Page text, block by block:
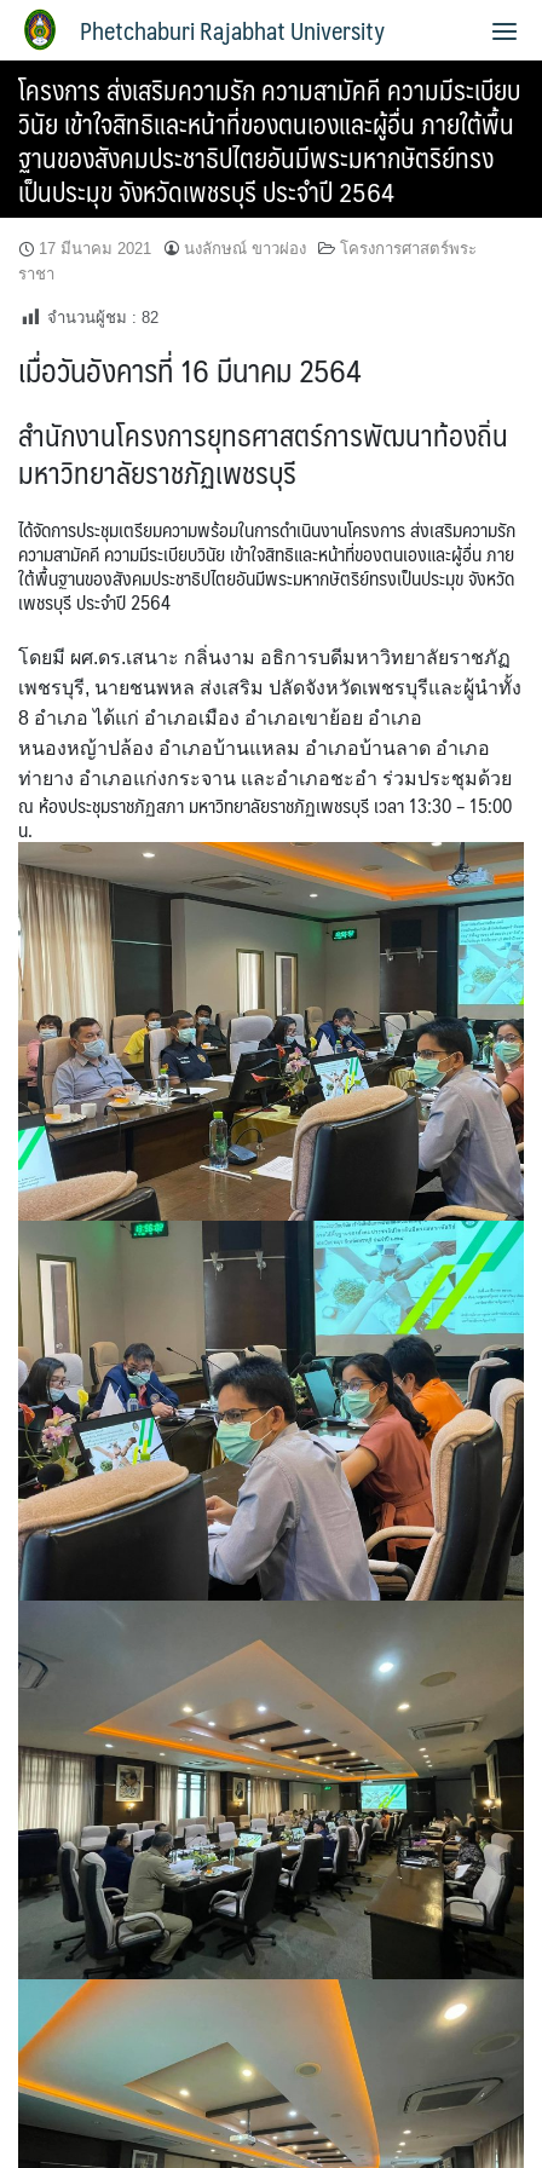
Phetchaburi Rajabhat University
โครงการ ส่งเสริมความรัก ความสามัคคี ความมีระเบียบ
วินัย เข้าใจสิทธิและหน้าที่ของตนเองและผู้อื่น ภายใต้พื้น
ฐานของสังคมประชาธิปไตยอันมีพระมหากษัตริย์ทรง
เป็นประมุข จังหวัดเพชรบุรี ประจำปี 2564
17 มีนาคม 2021 นงลักษณ์ ขาวผ่อง
โครงการศาสตร์พระ
ราชา
จำนวนผู้ชม : 82
เมื่อวันอังคารที่ 16 มีนาคม 2564
สำนักงานโครงการยุทธศาสตร์การพัฒนาท้องถิ่น
มหาวิทยาลัยราชภัฏเพชรบุรี
ได้จัดการประชุมเตรียมความพร้อมในการดำเนินงานโครงการ ส่งเสริมความรัก
ความสามัคคี ความมีระเบียบวินัย เข้าใจสิทธิและหน้าที่ของตนเองและผู้อื่น ภาย
ใต้พื้นฐานของสังคมประชาธิปไตยอันมีพระมหากษัตริย์ทรงเป็นประมุข จังหวัด
เพชรบุรี ประจำปี 2564
โดยมี ผศ.ดร.เสนาะ กลิ่นงาม อธิการบดีมหาวิทยาลัยราชภัฏ
เพชรบุรี, นายชนพหล ส่งเสริม ปลัดจังหวัดเพชรบุรีและผู้นำทั้ง
8 อำเภอ ได้แก่ อำเภอเมือง อำเภอเขาย้อย อำเภอ
หนองหญ้าปล้อง อำเภอบ้านแหลม อำเภอบ้านลาด อำเภอ
ท่ายาง อำเภอแก่งกระจาน และอำเภอชะอำ ร่วมประชุมด้วย
ณ ห้องประชุมราชภัฏสภา มหาวิทยาลัยราชภัฏเพชรบุรี เวลา 13:30 – 15:00
น.